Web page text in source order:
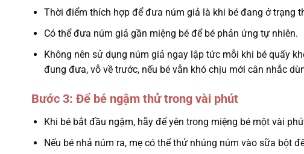
Thời điểm thích hợp để đưa núm giả là khi bé đang ở trạng
Có thể đưa núm giả gần miệng bé để bé phản ứng tự nhiên.
Không nên sử dụng núm giả ngay lập tức mỗi khi bé quấy
đung đưa, vỗ về trước, nếu bé vẫn khó chịu mới cân nhắc
Bước 3: Để bé ngậm thử trong vài phút
Khi bé bắt đầu ngậm, hãy để yên trong miệng bé một vài
Nếu bé nhả núm ra, mẹ có thể thử nhúng núm vào sữa bột